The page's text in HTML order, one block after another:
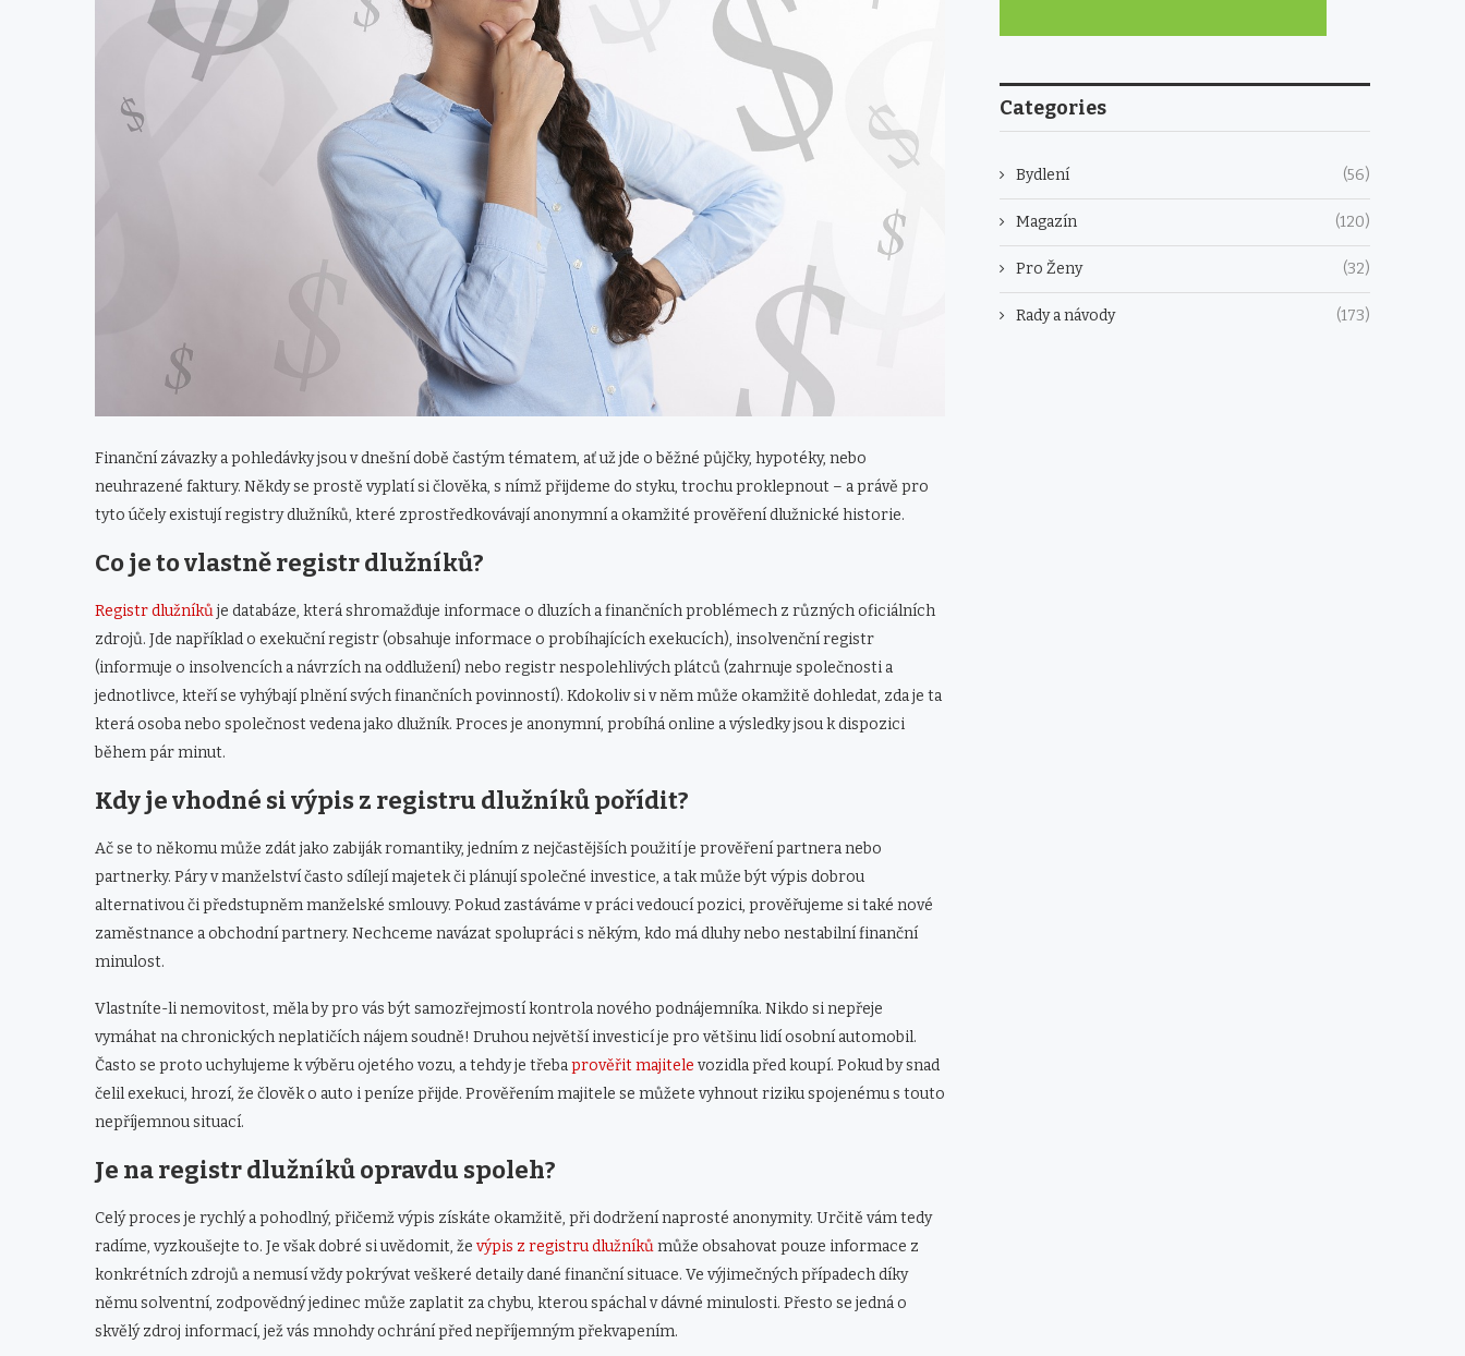
Finanční závazky a pohledávky jsou v dnešní době častým tématem, ať už jde o běžné půjčky, hypotéky, nebo
neuhrazené faktury. Někdy se prostě vyplatí si člověka, s nímž přijdeme do styku, trochu proklepnout – a právě pro
tyto účely existují registry dlužníků, které zprostředkovávají anonymní a okamžité prověření dlužnické historie.
Co je to vlastně registr dlužníků?
Registr dlužníkůje databáze, která shromažďuje informace o dluzích a finančních problémech z různých oficiálních
zdrojů. Jde například o exekuční registr (obsahuje informace o probíhajících exekucích), insolvenční registr
(informuje o insolvencích a návrzích na oddlužení) nebo registr nespolehlivých plátců (zahrnuje společnosti a
jednotlivce, kteří se vyhýbají plnění svých finančních povinností). Kdokoliv si v něm může okamžitě dohledat, zda je ta
která osoba nebo společnost vedena jako dlužník. Proces je anonymní, probíhá online a výsledky jsou k dispozici
během pár minut.
Kdy je vhodné si výpis z registru dlužníků pořídit?
Ač se to někomu může zdát jako zabiják romantiky, jedním z nejčastějších použití je prověření partnera nebo
partnerky. Páry v manželství často sdílejí majetek či plánují společné investice, a tak může být výpis dobrou
alternativou či předstupněm manželské smlouvy. Pokud zastáváme v práci vedoucí pozici, prověřujeme si také nové
zaměstnance a obchodní partnery. Nechceme navázat spolupráci s někým, kdo má dluhy nebo nestabilní finanční
minulost.
Vlastníte-li nemovitost, měla by pro vás být samozřejmostí kontrola nového podnájemníka. Nikdo si nepřeje
vymáhat na chronických neplatičích nájem soudně! Druhou největší investicí je pro většinu lidí osobní automobil.
Často se proto uchylujeme k výběru ojetého vozu, a tehdy je třebaprověřit majitele vozidla před koupí. Pokud by snad
čelil exekuci, hrozí, že člověk o auto i peníze přijde. Prověřením majitele se můžete vyhnout riziku spojenému s touto
nepříjemnou situací.
Je na registr dlužníků opravdu spoleh?
Celý proces je rychlý a pohodlný, přičemž výpis získáte okamžitě, při dodržení naprosté anonymity. Určitě vám tedy
radíme, vyzkoušejte to. Je však dobré si uvědomit, že výpis z registru dlužníkůmůže obsahovat pouze informace z
konkrétních zdrojů a nemusí vždy pokrývat veškeré detaily dané finanční situace. Ve výjimečných případech díky
němu solventní, zodpovědný jedinec může zaplatit za chybu, kterou spáchal v dávné minulosti. Přesto se jedná o
skvělý zdroj informací, jež vás mnohdy ochrání před nepříjemným překvapením.
Categories
Bydlení (56)
Magazín (120)
Pro Ženy (32)
Rady a návody (173)